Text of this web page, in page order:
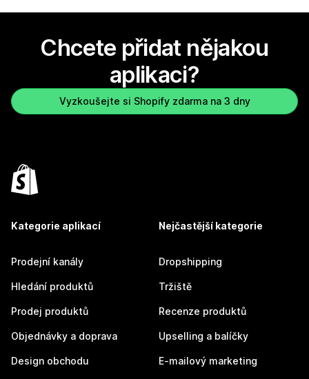
Chcete přidat nějakou
aplikaci?
Vyzkoušejte si Shopify zdarma na 3 dny
Kategorie aplikací
Prodejní kanály
Hledání produktů
Prodej produktů
Objednávky a doprava
Design obchodu
Nejčastější kategorie
Dropshipping
Tržiště
Recenze produktů
Upselling a balíčky
E-mailový marketing